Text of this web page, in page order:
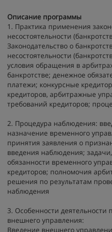
Описание программы
1. Практика применения
несостоятельности
Законодательство о
несостоятельности
условия обращения в
банкротстве; денежное
платежи; конкурсные
кредиторов, арбитражные
требований кредиторов;
2. Процедура наблюдения:
назначение временного
принятия заявления о
введения наблюдения;
обязанности временного
кредиторов; полномочия
решения по результатам
наблюдения
3. Особенности деятельности
внешнего управления:
Введение внешнего